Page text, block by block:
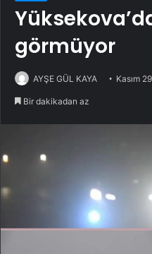
görmüyor
AYŞE GÜL KAYA Kasım
Bir dakikadan az